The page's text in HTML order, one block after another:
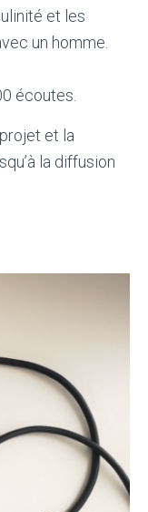
et les
un homme.
écoutes.
et la
la diffusion